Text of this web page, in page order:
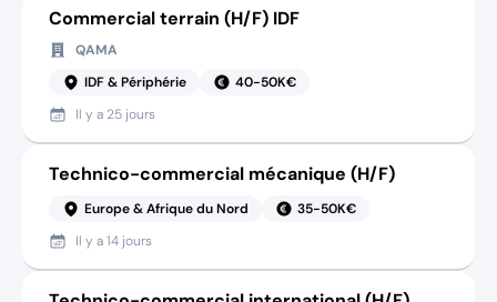
Commercial terrain (H/F) IDF
QAMA
IDF & Périphérie
40-50K€
Il y a 25 jours
Technico-commercial mécanique (H/F)
Europe & Afrique du Nord
35-50K€
Il y a14 jours